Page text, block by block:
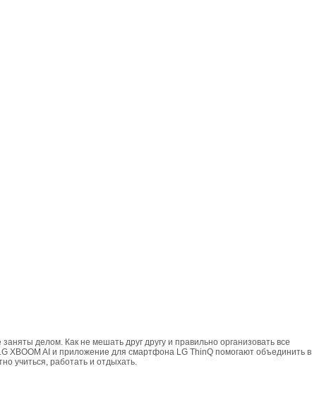
делом. Как не мешать друг другу и правильно организовать все
XBOOM AI и приложение для смартфона LG ThinQ помогают объединить в
учиться, работать и отдыхать.